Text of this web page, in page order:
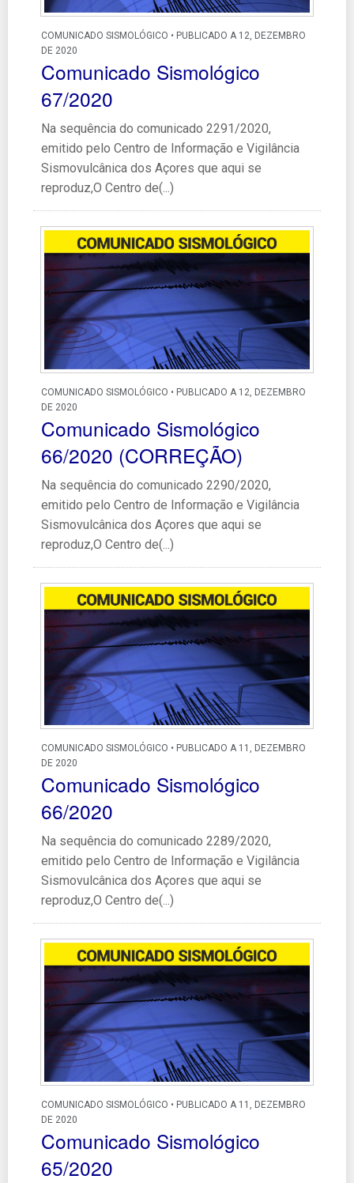
COMUNICADO SISMOLÓGICO • PUBLICADO A 12, DEZEMBRO
DE 2020
Comunicado Sismológico
67/2020
Na sequência do comunicado 2291/2020,
emitido pelo Centro de Informação e Vigilância
Sismovulcânica dos Açores que aqui se
reproduz,O Centro de(...)
COMUNICADO SISMOLÓGICO • PUBLICADO A 12, DEZEMBRO
DE 2020
Comunicado Sismológico
66/2020 (CORREÇÃO)
Na sequência do comunicado 2290/2020,
emitido pelo Centro de Informação e Vigilância
Sismovulcânica dos Açores que aqui se
reproduz,O Centro de(...)
COMUNICADO SISMOLÓGICO • PUBLICADO A 11, DEZEMBRO
DE 2020
Comunicado Sismológico
66/2020
Na sequência do comunicado 2289/2020,
emitido pelo Centro de Informação e Vigilância
Sismovulcânica dos Açores que aqui se
reproduz,O Centro de(...)
COMUNICADO SISMOLÓGICO • PUBLICADO A 11, DEZEMBRO
DE 2020
Comunicado Sismológico
65/2020